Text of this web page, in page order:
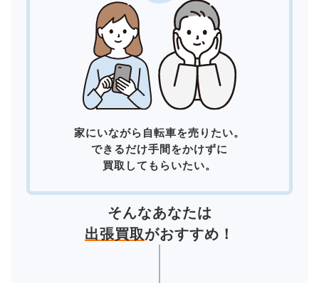
家にいながら自転車を売りたい。
できるだけ手間をかけずに
買取してもらいたい。
そんなあなたは
出張買取がおすすめ！